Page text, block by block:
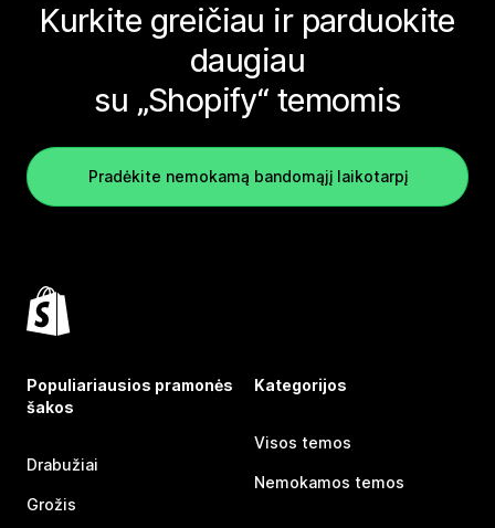
Kurkite greičiau ir parduokite
daugiau
su „Shopify“ temomis
Pradėkite nemokamą bandomąjį laikotarpį
Populiariausios pramonės
šakos
Drabužiai
Grožis
Kategorijos
Visos temos
Nemokamos temos